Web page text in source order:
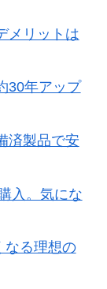
メリットは
30年アップ
済製品で安
入。気にな
なる理想の